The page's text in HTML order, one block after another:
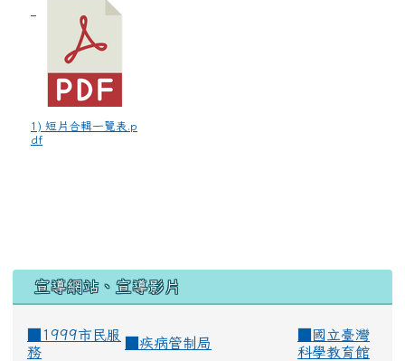
1) 短片合輯一覽表.p
df
宣導網站、宣導影片
■1999市民服
務
疾病管制局
國立臺灣
科學教育館